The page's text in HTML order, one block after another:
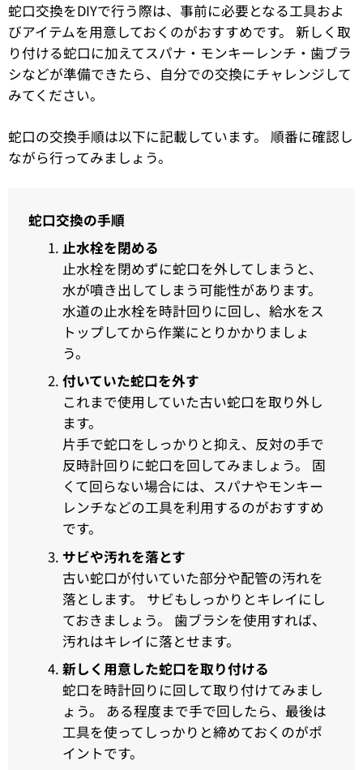
蛇口交換をDIYで行う際は、事前に必要となる工具およ
びアイテムを用意しておくのがおすすめです。 新しく取
り付ける蛇口に加えてスパナ・モンキーレンチ・歯ブラ
シなどが準備できたら、自分での交換にチャレンジして
みてください。
蛇口の交換手順は以下に記載しています。 順番に確認し
ながら行ってみましょう。
蛇口交換の手順
止水栓を閉める
止水栓を閉めずに蛇口を外してしまうと、
水が噴き出してしまう可能性があります。
水道の止水栓を時計回りに回し、給水をス
トップしてから作業にとりかかりましょ
う。
付いていた蛇口を外す
これまで使用していた古い蛇口を取り外し
ます。
片手で蛇口をしっかりと抑え、反対の手で
反時計回りに蛇口を回してみましょう。 固
くて回らない場合には、スパナやモンキー
レンチなどの工具を利用するのがおすすめ
です。
サビや汚れを落とす
古い蛇口が付いていた部分や配管の汚れを
落とします。 サビもしっかりとキレイにし
ておきましょう。 歯ブラシを使用すれば、
汚れはキレイに落とせます。
新しく用意した蛇口を取り付ける
蛇口を時計回りに回して取り付けてみまし
ょう。 ある程度まで手で回したら、最後は
工具を使ってしっかりと締めておくのがポ
イントです。